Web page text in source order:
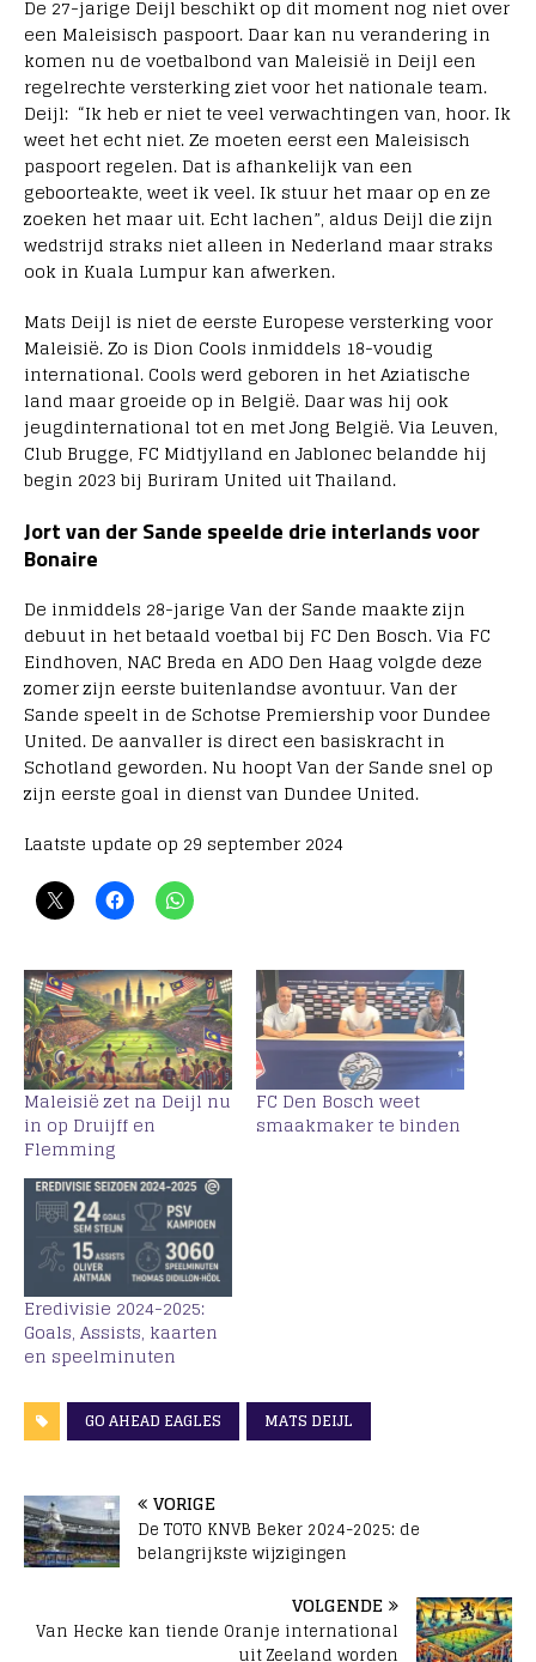
De 27-jarige Deijl beschikt op dit moment nog niet over
een Maleisisch paspoort. Daar kan nu verandering in
komen nu de voetbalbond van Maleisië in Deijl een
regelrechte versterking ziet voor het nationale team.
Deijl: “Ik heb er niet te veel verwachtingen van, hoor. Ik
weet het echt niet. Ze moeten eerst een Maleisisch
paspoort regelen. Dat is afhankelijk van een
geboorteakte, weet ik veel. Ik stuur het maar op en ze
zoeken het maar uit. Echt lachen”, aldus Deijl die zijn
wedstrijd straks niet alleen in Nederland maar straks
ook in Kuala Lumpur kan afwerken.
Mats Deijl is niet de eerste Europese versterking voor
Maleisië. Zo is Dion Cools inmiddels 18-voudig
international. Cools werd geboren in het Aziatische
land maar groeide op in België. Daar was hij ook
jeugdinternational tot en met Jong België. Via Leuven,
Club Brugge, FC Midtjylland en Jablonec belandde hij
begin 2023 bij Buriram United uit Thailand.
Jort van der Sande speelde drie interlands voor
Bonaire
De inmiddels 28-jarige Van der Sande maakte zijn
debuut in het betaald voetbal bij FC Den Bosch. Via FC
Eindhoven, NAC Breda en ADO Den Haag volgde deze
zomer zijn eerste buitenlandse avontuur. Van der
Sande speelt in de Schotse Premiership voor Dundee
United. De aanvaller is direct een basiskracht in
Schotland geworden. Nu hoopt Van der Sande snel op
zijn eerste goal in dienst van Dundee United.
Laatste update op 29 september 2024
Maleisië zet na Deijl nu
in op Druijff en
Flemming
FC Den Bosch weet
smaakmaker te binden
Eredivisie 2024-2025:
Goals, Assists, kaarten
en speelminuten
GO AHEAD EAGLES MATS DEIJL
VORIGE
De TOTO KNVB Beker 2024-2025: de
belangrijkste wijzigingen
VOLGENDE
Van Hecke kan tiende Oranje international
uit Zeeland worden